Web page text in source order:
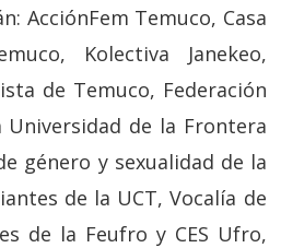
AcciónFem Temuco, Casa
Kolectiva Janekeo,
de Temuco, Federación
Universidad de la Frontera
género y sexualidad de la
de la UCT, Vocalía de
de la Feufro y CES Ufro,